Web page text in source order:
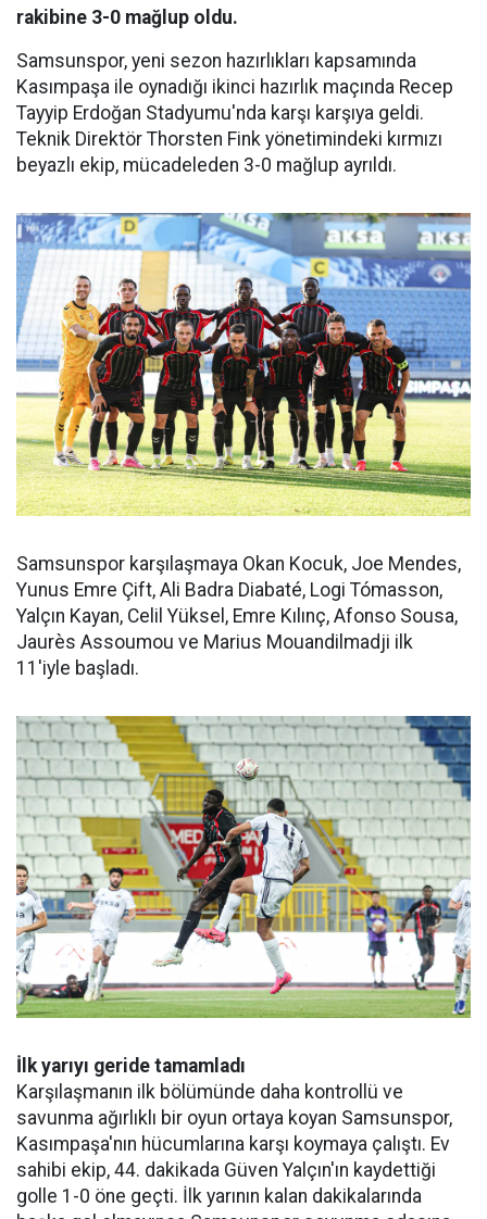
rakibine 3-0 mağlup oldu.
Samsunspor, yeni sezon hazırlıkları kapsamında
Kasımpaşa ile oynadığı ikinci hazırlık maçında Recep
Tayyip Erdoğan Stadyumu'nda karşı karşıya geldi.
Teknik Direktör Thorsten Fink yönetimindeki kırmızı
beyazlı ekip, mücadeleden 3-0 mağlup ayrıldı.
Samsunspor karşılaşmaya Okan Kocuk, Joe Mendes,
Yunus Emre Çift, Ali Badra Diabaté, Logi Tómasson,
Yalçın Kayan, Celil Yüksel, Emre Kılınç, Afonso Sousa,
Jaurès Assoumou ve Marius Mouandilmadji ilk
11'iyle başladı.
İlk yarıyı geride tamamladı
Karşılaşmanın ilk bölümünde daha kontrollü ve
savunma ağırlıklı bir oyun ortaya koyan Samsunspor,
Kasımpaşa'nın hücumlarına karşı koymaya çalıştı. Ev
sahibi ekip, 44. dakikada Güven Yalçın'ın kaydettiği
golle 1-0 öne geçti. İlk yarının kalan dakikalarında